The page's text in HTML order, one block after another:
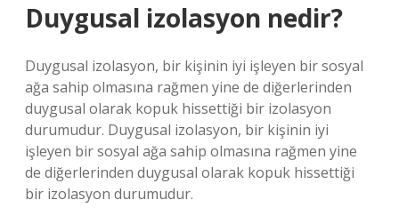
Duygusal izolasyon nedir?
Duygusal izolasyon, bir kişinin iyi işleyen bir sosyal
ağa sahip olmasına rağmen yine de diğerlerinden
duygusal olarak kopuk hissettiği bir izolasyon
durumudur. Duygusal izolasyon, bir kişinin iyi
işleyen bir sosyal ağa sahip olmasına rağmen yine
de diğerlerinden duygusal olarak kopuk hissettiği
bir izolasyon durumudur.